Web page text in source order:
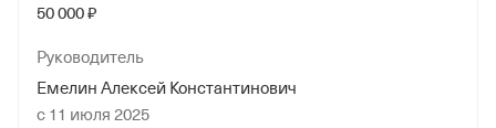
50 000 ₽
Руководитель
Емелин Алексей Константинович
с 11 июля 2025